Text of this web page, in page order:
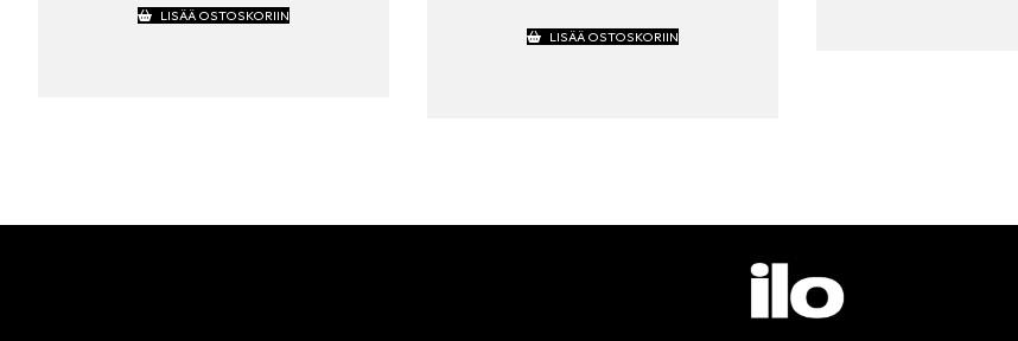
LISÄÄ OSTOSKORIIN
LISÄÄ OSTOSKORIIN